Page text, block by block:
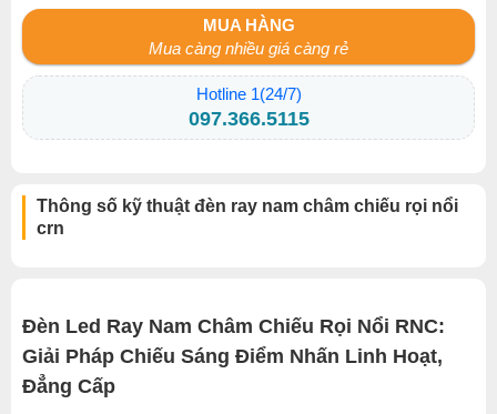
MUA HÀNG
Mua càng nhiều giá càng rẻ
Hotline 1(24/7)
097.366.5115
Thông số kỹ thuật đèn ray nam châm chiếu rọi nổi
crn
Đèn Led Ray Nam Châm Chiếu Rọi Nổi RNC:
Giải Pháp Chiếu Sáng Điểm Nhấn Linh Hoạt,
Đẳng Cấp